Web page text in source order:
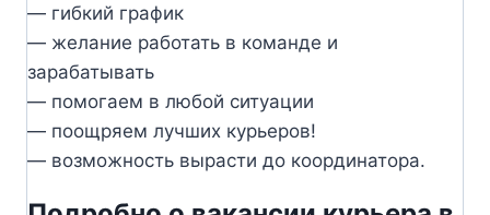
— гибкий график
— желание работать в команде и
зарабатывать
— помогаем в любой ситуации
— поощряем лучших курьеров!
— возможность вырасти до координатора.